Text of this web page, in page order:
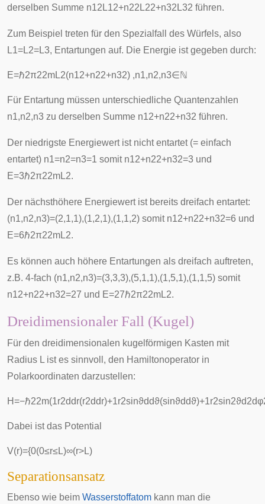
derselben Summe n12 L12+n22 L22+n32 L32 führen.
Zum Beispiel treten für den Spezialfall des Würfels, also
L1=L2=L3, Entartungen auf. Die Energie ist gegeben durch:
E=ℏ2π22mL2(n12+n22+n32) ,n1,n2,n3∈ℕ
Für Entartung müssen unterschiedliche Quantenzahlen
n1,n2,n3 zu derselben Summe n12+n22+n32 führen.
Der niedrigste Energiewert ist nicht entartet (= einfach
entartet) n1=n2=n3=1 somit n12+n22+n32=3 und
E=3ℏ2π22mL2.
Der nächsthöhere Energiewert ist bereits dreifach entartet:
(n1,n2,n3)=(2,1,1),(1,2,1),(1,1,2) somit n12+n22+n32=6 und
E=6ℏ2π22mL2.
Es können auch höhere Entartungen als dreifach auftreten,
z.B. 4-fach (n1,n2,n3)=(3,3,3),(5,1,1),(1,5,1),(1,1,5) somit
n12+n22+n32=27 und E=27ℏ2π22mL2.
Dreidimensionaler Fall (Kugel)
Für den dreidimensionalen kugelförmigen Kasten mit
Radius L ist es sinnvoll, den Hamiltonoperator in
Polarkoordinaten darzustellen:
H=−ℏ22m(1r2ddr(r2ddr)+1r2sinϑddϑ(sinϑddϑ)+1r2sin2ϑd2dφ
Dabei ist das Potential
V(r)={0(0≤r≤L)∞(r>L)
Separationsansatz
Ebenso wie beim Wasserstoffatom kann man die